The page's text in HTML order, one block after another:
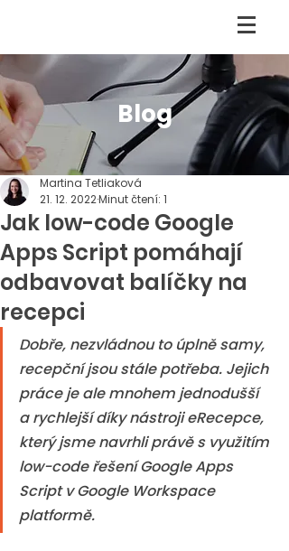
Blog
Jak low-code Google
Apps Script pomáhají
odbavovat balíčky na
recepci
Martina Tetliaková
21. 12. 2022Minut čtení: 1
Dobře, nezvládnou to úplně samy,
recepční jsou stále potřeba. Jejich
práce je ale mnohem jednodušší
a rychlejší díky nástroji eRecepce,
který jsme navrhli právě s využitím
low-code řešení Google Apps
Script v Google Workspace
platformě.